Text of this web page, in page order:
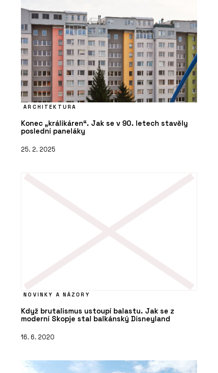
ARCHITEKTURA
Konec „králikáren“. Jak se v 90. letech stavěly
poslední paneláky
25. 2. 2025
NOVINKY A NÁZORY
Když brutalismus ustoupí balastu. Jak se z
moderní Skopje stal balkánský Disneyland
16. 6. 2020